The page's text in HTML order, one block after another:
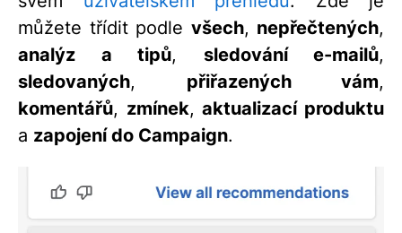
můžete třídit podle všech, nepřečtených,
analýz a tipů, sledování e-mailů,
sledovaných, přiřazených vám,
komentářů, zmínek,aktualizací produktu
a zapojení do Campaign.